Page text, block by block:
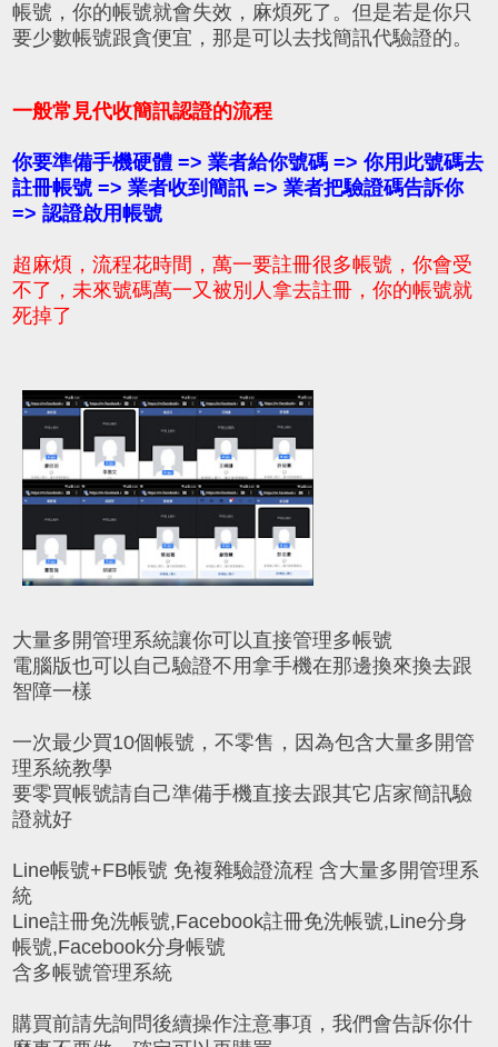
帳號，你的帳號就會失效，麻煩死了。但是若是你只
要少數帳號跟貪便宜，那是可以去找簡訊代驗證的。
一般常見代收簡訊認證的流程
你要準備手機硬體 => 業者給你號碼 => 你用此號碼去
註冊帳號 => 業者收到簡訊 => 業者把驗證碼告訴你
=> 認證啟用帳號
超麻煩，流程花時間，萬一要註冊很多帳號，你會受
不了，未來號碼萬一又被別人拿去註冊，你的帳號就
死掉了
大量多開管理系統讓你可以直接管理多帳號
電腦版也可以自己驗證不用拿手機在那邊換來換去跟
智障一樣
一次最少買10個帳號，不零售，因為包含大量多開管
理系統教學
要零買帳號請自己準備手機直接去跟其它店家簡訊驗
證就好
Line帳號+FB帳號 免複雜驗證流程 含大量多開管理系
統
Line註冊免洗帳號,Facebook註冊免洗帳號,Line分身
帳號,Facebook分身帳號
含多帳號管理系統
購買前請先詢問後續操作注意事項，我們會告訴你什